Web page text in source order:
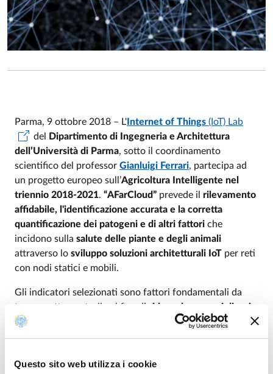
Questo sito web utilizza i cookie
Parma, 9 ottobre 2018 – L' Internet of Things (IoT) Lab
del
Dipartimento di Ingegneria e Architettura
dell’Università di Parma, sotto il coordinamento
scientifico del professor Gianluigi Ferrari, partecipa ad
un progetto europeo sull’Agricoltura Intelligente nel
triennio 2018-2021. “AFarCloud” prevede il rilevamento
affidabile, l'identificazione accurata e la corretta
quantificazione dei patogeni e di altri fattori che
incidono sulla salute delle piante e degli animali
attraverso lo sviluppo soluzioni architetturali IoT per reti
con nodi statici e mobili.
Gli indicatori selezionati sono fattori fondamentali da
tenere sotto controllo al fine di
ridurre le spese, i disagi
negli scambi commerciali e persino i rischi per la salute
umana con specifica applicabilità all'agricoltura
rafforzeranno inoltre laposizione di mercato delle